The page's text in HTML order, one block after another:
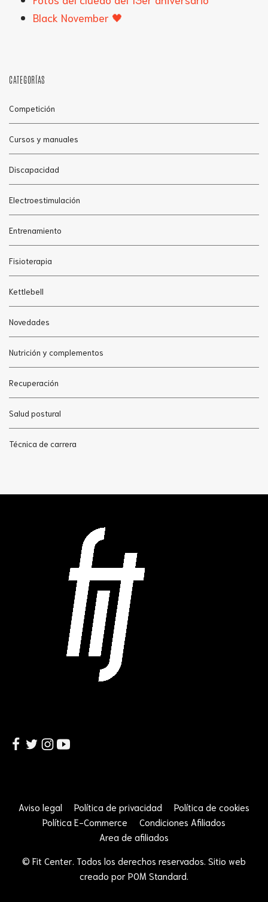
Black November 🖤
CATEGORÍAS
Competición
Cursos y manuales
Discapacidad
Electroestimulación
Entrenamiento
Fisioterapia
Kettlebell
Novedades
Nutrición y complementos
Recuperación
Salud postural
Técnica de carrera
Aviso legal Política de privacidad
Política de cookies
Política E-Commerce
Condiciones Afiliados
Area de afiliados
© Fit Center. Todos los derechos reservados. Sitio web
creado por POM Standard